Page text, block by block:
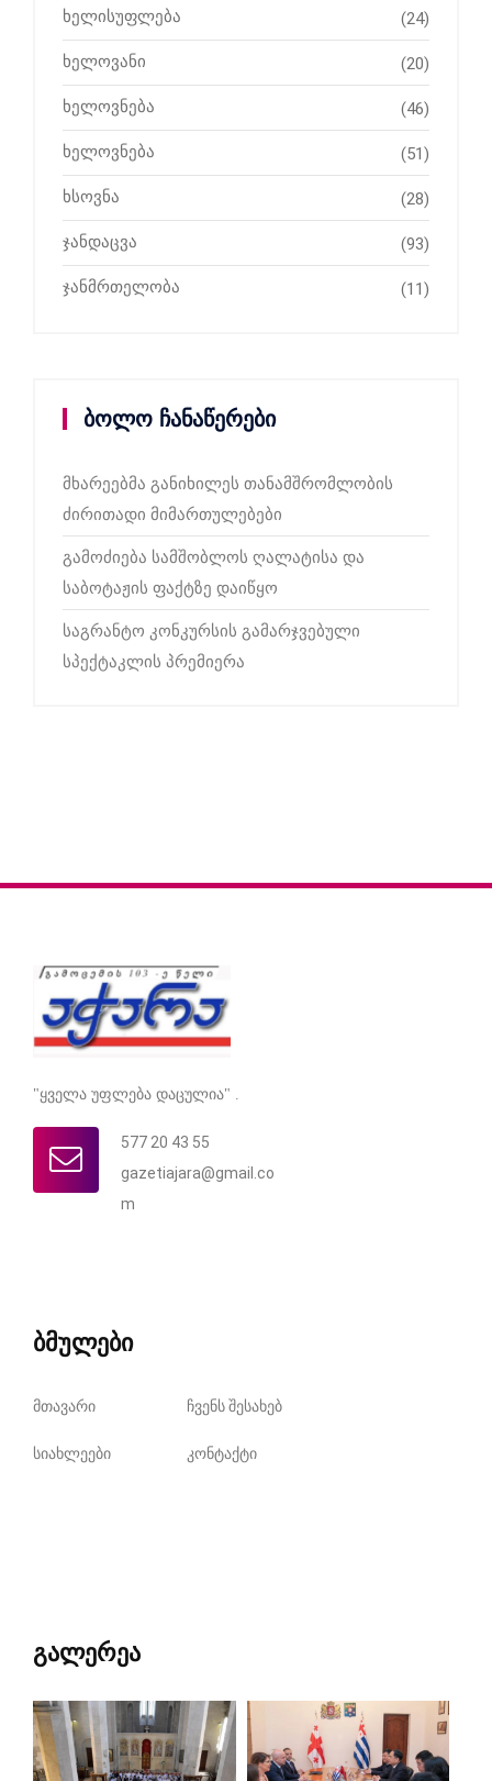
ხელისუფლება (24)
ხელოვანი (20)
ხელოვნება (46)
ხელოვნება (51)
ხსოვნა (28)
ჯანდაცვა (93)
ჯანმრთელობა (11)
ბოლო ჩანაწერები
მხარეებმა განიხილეს თანამშრომლობის
ძირითადი მიმართულებები
გამოძიება სამშობლოს ღალატისა და
საბოტაჟის ფაქტზე დაიწყო
საგრანტო კონკურსის გამარჯვებული
სპექტაკლის პრემიერა
"ყველა უფლება დაცულია" .
577 20 43 55
gazetiajara@gmail.co
m
ბმულები
მთავარი ჩვენს შესახებ
სიახლეები კონტაქტი
გალერეა